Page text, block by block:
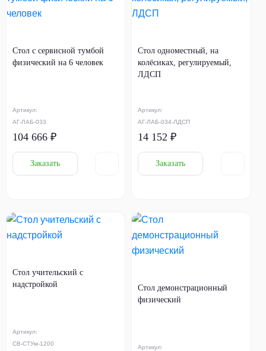
Артикул:
АГ-ЛАБ-033
Стол с сервисной тумбой
физический на 6 человек
104 666 ₽
Заказать
Артикул:
АГ-ЛАБ-034-ЛДСП
Стол одноместный, на
колёсиках, регулируемый,
ЛДСП
14 152 ₽
Заказать
Артикул:
СВ-СТУм-1200
Стол учительский с
надстройкой
Артикул:
Стол демонстрационный
физический